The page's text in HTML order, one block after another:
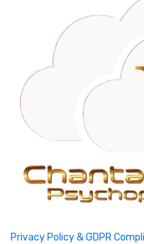
Privacy Policy & GDPR